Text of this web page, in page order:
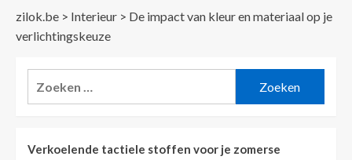
zilok.be > Interieur > De impact van kleur en materiaal op je
verlichtingskeuze
Verkoelende tactiele stoffen voor je zomerse